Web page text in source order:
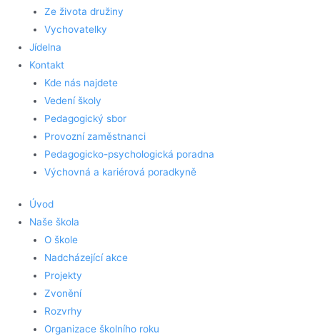
Ze života družiny
Vychovatelky
Jídelna
Kontakt
Kde nás najdete
Vedení školy
Pedagogický sbor
Provozní zaměstnanci
Pedagogicko-psychologická poradna
Výchovná a kariérová poradkyně
Úvod
Naše škola
O škole
Nadcházející akce
Projekty
Zvonění
Rozvrhy
Organizace školního roku